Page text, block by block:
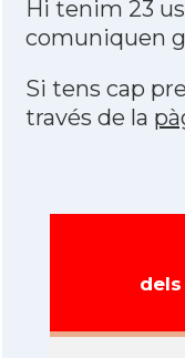
Hi tenim 23
comuniquen
Si tens cap
través de la
dels